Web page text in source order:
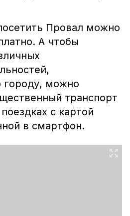
Провал можно
А чтобы
городу, можно
транспорт
с картой
в смартфон.